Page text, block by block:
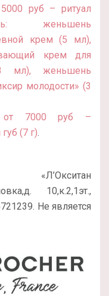
руб – ритуал
женьшень
крем (5 мл),
крем для
мл), женьшень
молодости» (3
от 7000 руб –
(7 г).
10,к.2,1эт.,
Не является